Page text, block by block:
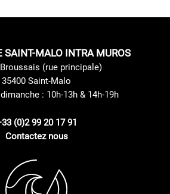
SAINT-MALO INTRA MUROS
(rue principale)
35400 Saint-Malo
: 10h-13h & 14h-19h
(0)2 99 20 17 91
Contactez nous